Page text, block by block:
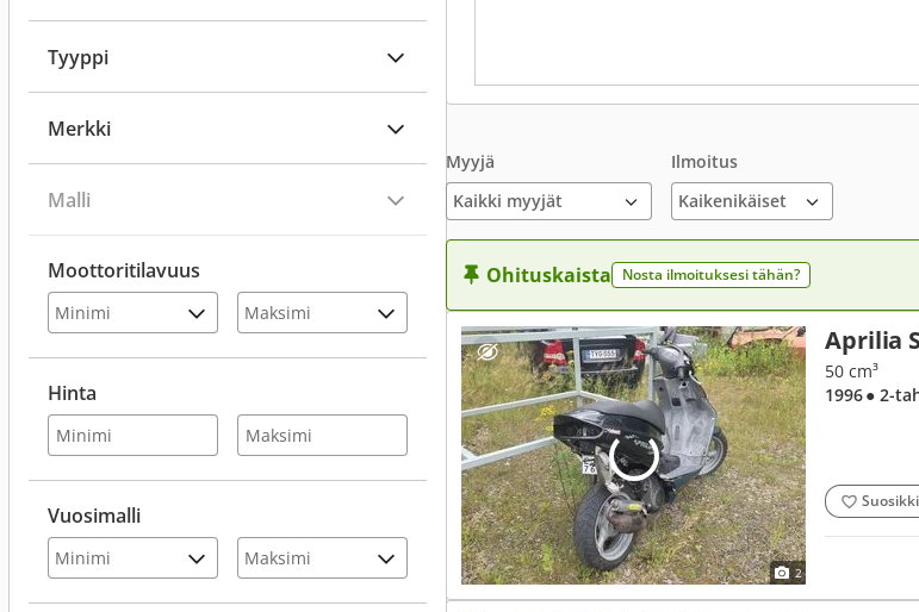
Tyyppi
Merkki
Malli
Moottoritilavuus
Hinta
Vuosimalli
Myyjä
Kaikki myyjät
Ilmoitus
Ohituskaista Nosta ilmoituksesi tähän?
2
Aprilia
50 cm³
1996● 2-
Suosikki